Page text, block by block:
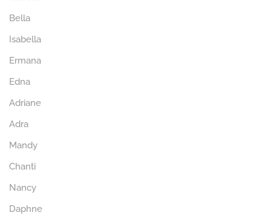
Bella
Isabella
Ermana
Edna
Adriane
Adra
Mandy
Chanti
Nancy
Daphne